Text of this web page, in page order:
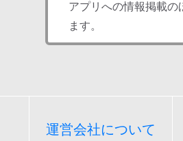
アプリへの情報掲載
ます。
運営会社について